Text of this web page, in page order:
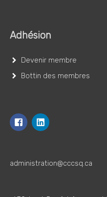
Adhésion
Devenir membre
Bottin des membres
administration@cccsq.ca